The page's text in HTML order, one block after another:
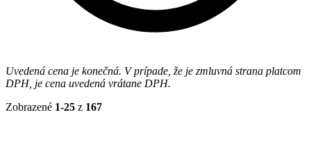
Uvedená cena je konečná. V prípade, že je zmluvná strana platcom
DPH, je cena uvedená vrátane DPH.
Zobrazené 1-25 z 167